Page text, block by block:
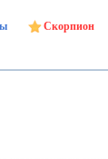
Скорпион